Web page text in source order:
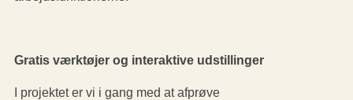
Gratis værktøjer og interaktive udstillinger
I projektet er vi i gang med at afprøve